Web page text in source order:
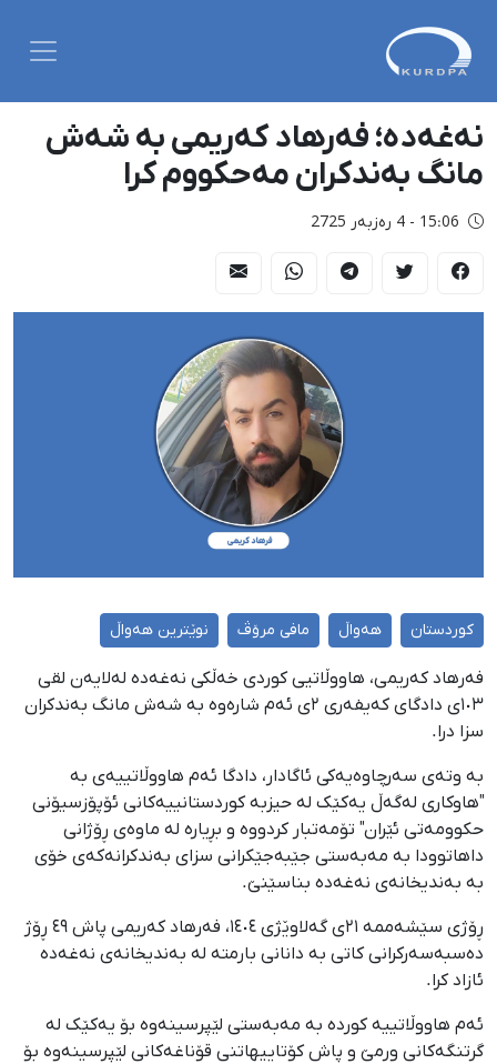
نەغەدە؛ فەرهاد کەریمی بە شەش
مانگ بەندکران مەحکووم کرا
15:06 - 4 رەزبەر 2725
کوردستان هەواڵ مافی مرۆڤ نوێترین هەواڵ
فەرهاد کەریمی، هاووڵاتیی کوردی خەڵکی نەغەدە لەلایەن لقی
١٠٣ی دادگای کەیفەری ٢ی ئەم شارەوە بە شەش مانگ بەندکران
سزا درا.
بە وتەی سەرچاوەیەکی ئاگادار، دادگا ئەم هاووڵاتییەی بە
"هاوکاری لەگەڵ یەکێک لە حیزبە کوردستانییەکانی ئۆپۆزسیۆنی
حکوومەتی ئێران" تۆمەتبار کردووە و بڕیارە لە ماوەی ڕۆژانی
داهاتوودا بە مەبەستی جێبەجێکرانی سزای بەندکرانەکەی خۆی
بە بەندیخانەی نەغەدە بناسێنێ.
ڕۆژی سێشەممە ٢١ی گەلاوێژی ١٤٠٤، فەرهاد کەریمی پاش ٤٩ ڕۆژ
دەسبەسەرکرانی کاتی بە دانانی بارمتە لە بەندیخانەی نەغەدە
ئازاد کرا.
ئەم هاووڵاتییە کوردە بە مەبەستی لێپرسینەوە بۆ یەکێک لە
گرتنگەکانی ورمێ و پاش کۆتاییهاتنی قۆناغەکانی لێپرسینەوە بۆ